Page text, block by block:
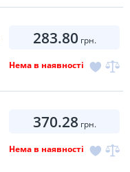
283.80 грн.
Нема в наявності
370.28 грн.
Нема в наявності